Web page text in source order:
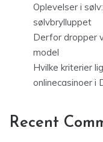
Oplevelser i
sølvbrylluppet
Derfor dropper
model
Hvilke kriterier
onlinecasinoer i
Recent